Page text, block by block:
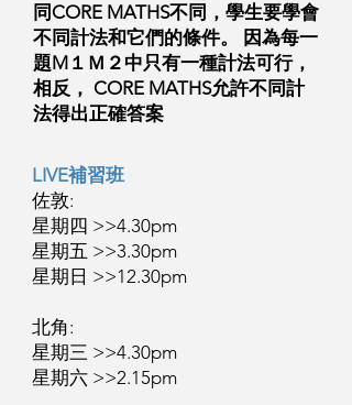
同CORE MATHS不同​ ，學生要學會
不同計法和它們的條件。 因為每一
題M１Ｍ２中只有一種計法可行，
相反， CORE MATHS允許不同計
法得出正確答案
LIVE補習班
佐敦:
星期四 >>4.30pm
星期五 >>3.30pm
星期日 >>12.30pm
北角: ​
星期三 >>4.30pm
星期六 >>2.15pm